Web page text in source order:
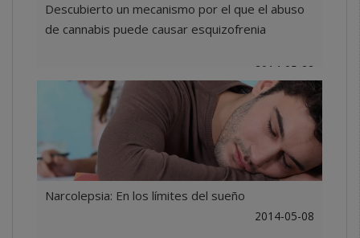
Descubierto un mecanismo por el que el abuso
de cannabis puede causar esquizofrenia
2014-05-22
Narcolepsia: En los límites del sueño
2014-05-08